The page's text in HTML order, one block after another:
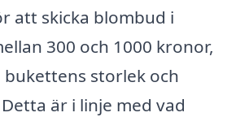
att skicka blombud i
300 och 1000 kronor,
storlek och
är i linje med vad